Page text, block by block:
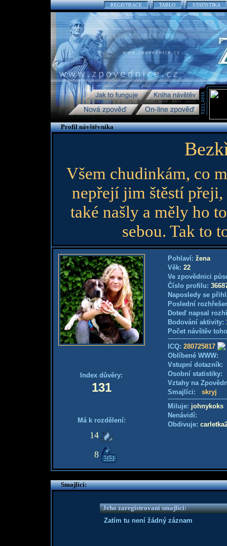
REGISTRACE TABLO STATISTIKA
Profil návštěvníka
Všem chudinkám, co
nepřejí jim štěstí
také našly a měly ho
sebou. Tak to
Index důvěry:
131
Má k rozdělení:
14
8
Pohlaví: žena
Věk: 22
Ve zpovědnici
Číslo profilu:
Naposledy se
Poslední
Doteď napsal
Bodování aktivity:
Počet návštěv
ICQ: 280725817
Oblíbené WWW:
Vstupní
Osobní
Vztahy na
Smajlíci: skryj
Miluje: johnykoks
Nenávidí:
Obdivuje:
Smajlíci:
Jeho zaregistrovaní smajlíci:
Zatím tu není žádný záznam